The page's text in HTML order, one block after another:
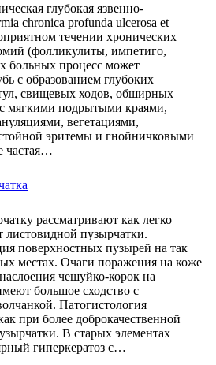
глубокая язвенно-
chronica profunda ulcerosa et
течении хронических
(фолликулиты, импетиго,
больных процесс может
с образованием глубоких
свищевых ходов, обширных
мягкими подрытыми краями,
вегетациями,
эритемы и гнойничковыми
частая…
рассматривают как легко
пузырчатки.
поверхностных пузырей на так
местах. Очаги поражения на коже
чешуйко-корок на
большое сходство с
Патогистология
при более доброкачественной
В старых элементах
гиперкератоз с…